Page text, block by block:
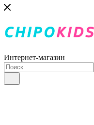
Интернет-магазин